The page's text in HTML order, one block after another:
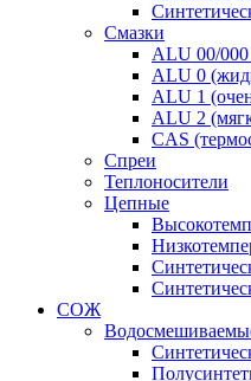
Смазки
ALU 00/
ALU 0
ALU 1
ALU 2
CAS
Спреи
Теплоносители
Цепные
СОЖ